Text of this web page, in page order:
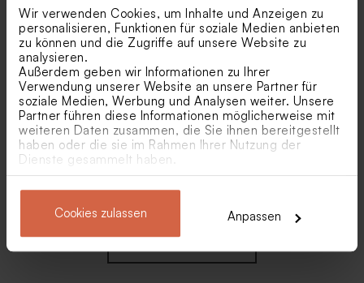
Wir verwenden Cookies, um Inhalte und Anzeigen zu
personalisieren, Funktionen für soziale Medien anbieten
zu können und die Zugriffe auf unsere Website zu
analysieren.
Außerdem geben wir Informationen zu Ihrer
Verwendung unserer Website an unsere Partner für
soziale Medien, Werbung und Analysen weiter. Unsere
Partner führen diese Informationen möglicherweise mit
weiteren Daten zusammen, die Sie ihnen bereitgestellt
haben oder die sie im Rahmen Ihrer Nutzung der
Dienste gesammelt haben.
Cookies zulassen Anpassen
Personalisierbare Tasche
'Patentante'
Personalisierte Socken mit
36
Neu
Mehr anzeigen